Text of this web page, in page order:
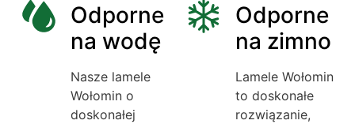
Odporne
na wodę
Nasze lamele
Wołomin o
doskonałej
Odporne
na zimno
Lamele Wołomin
to doskonałe
rozwiązanie,